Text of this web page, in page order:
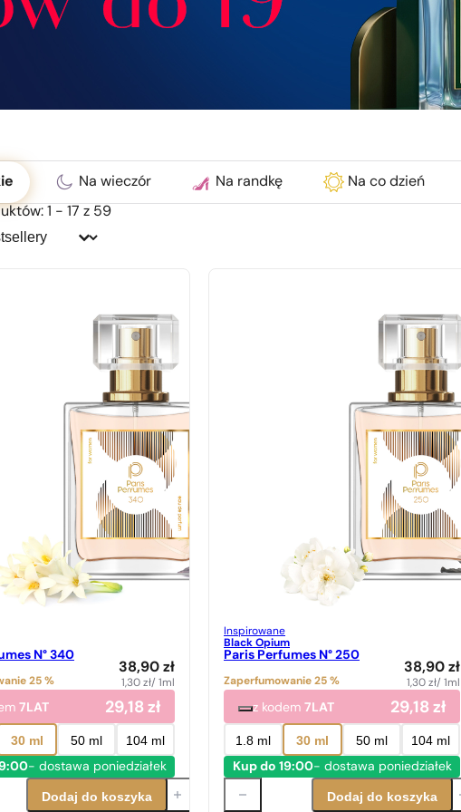
Na wieczór Na randkę Na co dzień
1 - 17 z 59
N° 340
25 %
38,90 zł
1,30 zł/ 1ml
7LAT 29,18 zł
30 ml 50 ml 104 ml
- dostawa poniedziałek
Dodaj do koszyka
Inspirowane
Black Opium
Paris Perfumes N° 250
Zaperfumowanie 25 %
38,90 zł
1,30 zł/ 1ml
z kodem 7LAT 29,18 zł
1.8 ml 30 ml 50 ml 104 ml
Kup do 19:00- dostawa poniedziałek
Dodaj do koszyka